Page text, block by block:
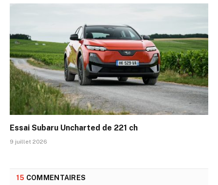
Essai Subaru Uncharted de 221 ch
9 juillet 2026
15 COMMENTAIRES